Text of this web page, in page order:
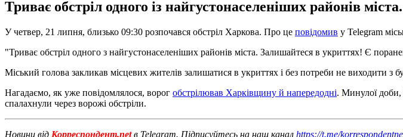
Триває обстріл одного із найгустонаселеніших районів
У четвер, 21 липня, близько 09:30 розпочався обстріл Харкова. Про це повідомив у Telegram
"Триває обстріл одного з найгустонаселеніших районів міста. Залишайтеся в укриттях! Є
Міський голова закликав місцевих жителів залишатися в укриттях і без потреби не виходити з
Нагадаємо, як уже повідомлялося, ворог обстрілював Харківщину й напередодні. Минулої доби,
спалахнули через ворожі обстріли.
Новини від Корреспондент.netв Telegram. Підписуйтесь на наш канал https://t.me/